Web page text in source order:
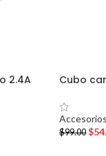
2.4A Cubo
Accesorios
$99.00 $